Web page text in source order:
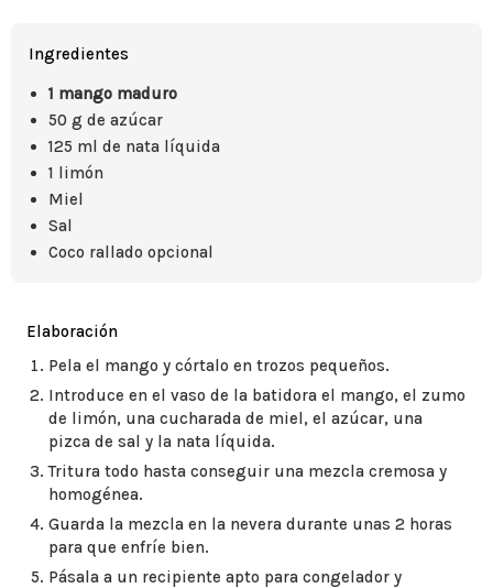
Ingredientes
1 mango maduro
50 g de azúcar
125 ml de nata líquida
1 limón
Miel
Sal
Coco rallado opcional
Elaboración
Pela el mango y córtalo en trozos pequeños.
Introduce en el vaso de la batidora el mango, el zumo
de limón, una cucharada de miel, el azúcar, una
pizca de sal y la nata líquida.
Tritura todo hasta conseguir una mezcla cremosa y
homogénea.
Guarda la mezcla en la nevera durante unas 2 horas
para que enfríe bien.
Pásala a un recipiente apto para congelador y